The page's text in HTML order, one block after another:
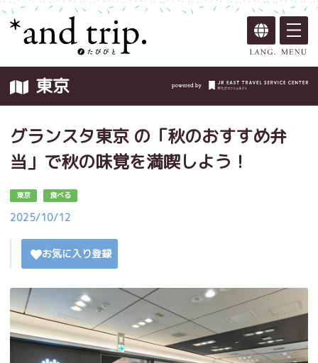
東京
グランスタ東京 の「秋のおすすめ弁
当」で秋の味覚を満喫しよう！
東京 食べる
2025/10/12
お気に入り登録